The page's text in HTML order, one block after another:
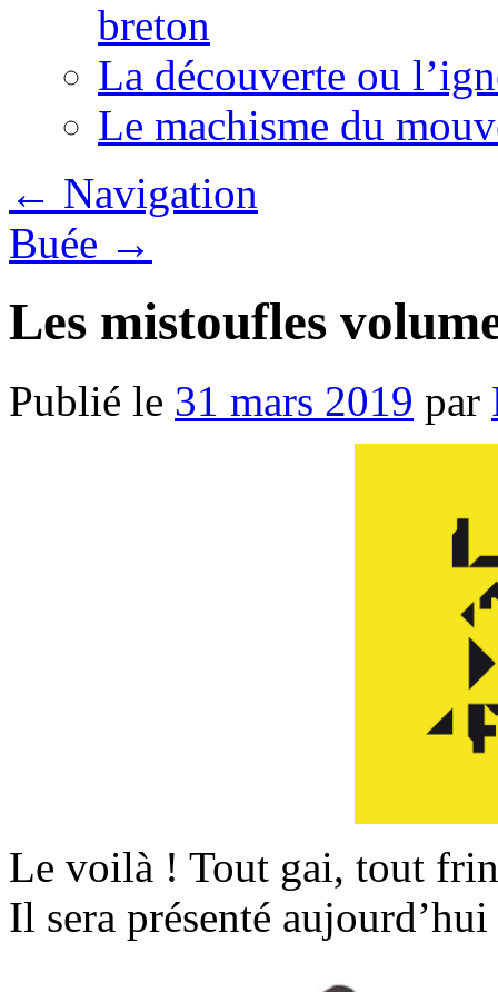
breton
La découverte ou
Le machisme du
← Navigation
Buée →
Les mistoufles
Publié le 31 mars 2019 par
Le voilà ! Tout gai, tout
Il sera présenté